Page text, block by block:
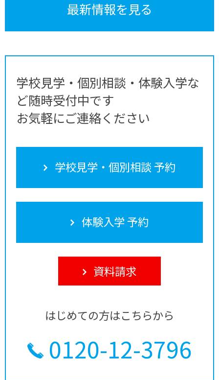
最新情報を見る
学校見学・個別相談・体験入学な
ど随時受付中です
お気軽にご連絡ください
学校見学・個別相談 予約
体験入学 予約
資料請求
はじめての方はこちらから
0120-12-3796